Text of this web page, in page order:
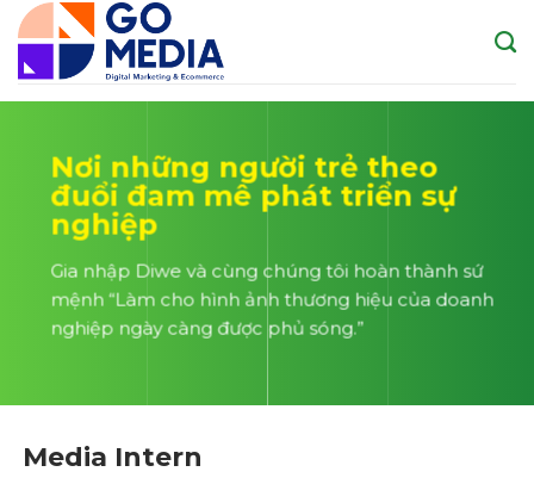
Skip
to
content
Nơi những người trẻ theo
đuổi đam mê phát triển sự
nghiệp
Gia nhập Diwe và cùng chúng tôi hoàn thành sứ
mệnh “Làm cho hình ảnh thương hiệu của doanh
nghiệp ngày càng được phủ sóng.”
Media Intern